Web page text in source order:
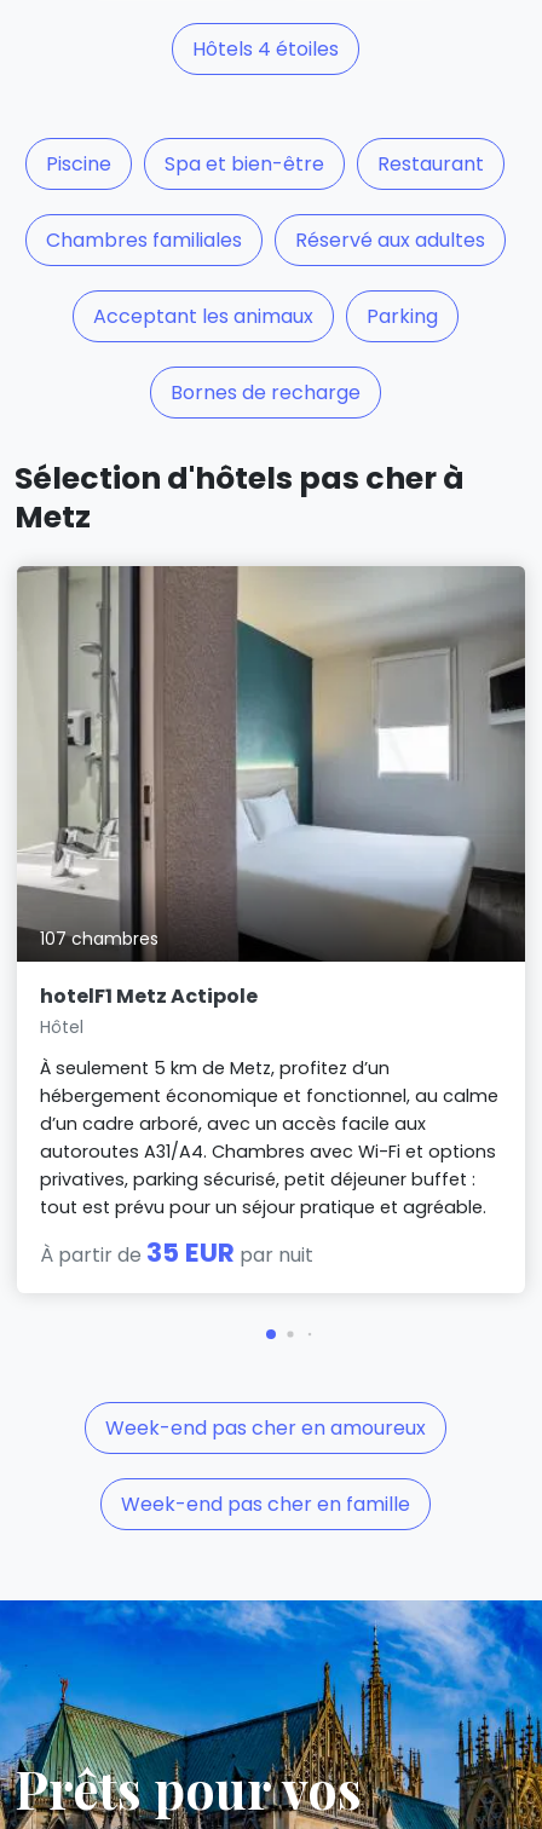
Hôtels 4 étoiles
Piscine Spa et bien-être Restaurant
Chambres familiales Réservé aux adultes
Acceptant les animaux Parking
Bornes de recharge
Sélection d'hôtels pas cher à
Metz
107 chambres
hotelF1 Metz Actipole
Hôtel
À seulement 5 km de Metz, profitez d’un
hébergement économique et fonctionnel, au calme
d’un cadre arboré, avec un accès facile aux
autoroutes A31/A4. Chambres avec Wi-Fi et options
privatives, parking sécurisé, petit déjeuner buffet :
tout est prévu pour un séjour pratique et agréable.
À partir de 35 EUR par nuit
Week-end pas cher en amoureux
Week-end pas cher en famille
Prêts pour vos